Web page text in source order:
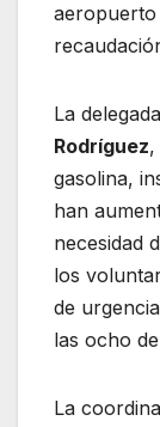
aeropuerto
La
Rodríguez,
gasolina,
han
necesidad
los
de
las ocho
La